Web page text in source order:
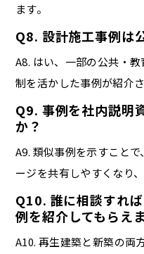
ます。
Q8. 設計施工事例は
A8. はい、一部の公共・
制を活かした事例が紹介さ
Q9. 事例を社内説明
か？
A9. 類似事例を示すこと
ージを共有しやすくなり
Q10. 誰に相談すれ
例を紹介してもらえ
A10. 再生建築と新築の両